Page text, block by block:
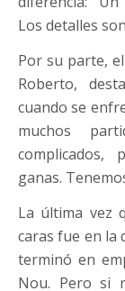
Los detalles
Por su parte,
Roberto,
cuando se
muchos
complicados,
ganas.
La última vez
caras fue en la
terminó en
Nou. Pero si